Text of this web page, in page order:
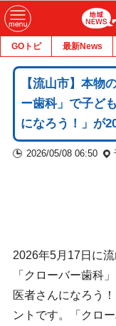
GOトピ 最新News
【流山市】本物
ー歯科」で子ど
になろう！」が
2026/05/08 06:50
2026年5月17日に
「クローバー歯科
医者さんになろう
ントです。「クロ